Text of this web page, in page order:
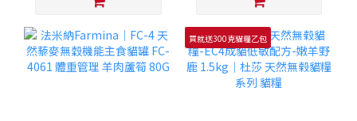
買就送300克貓糧乙包